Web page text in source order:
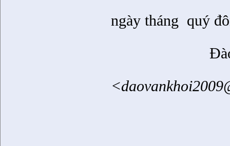
ngày tháng quý